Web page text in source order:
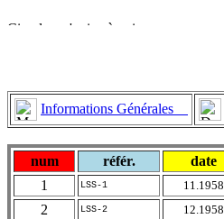
Informations Générales
num référ. date
1
LSS-1 11.1958
2
LSS-2 12.1958